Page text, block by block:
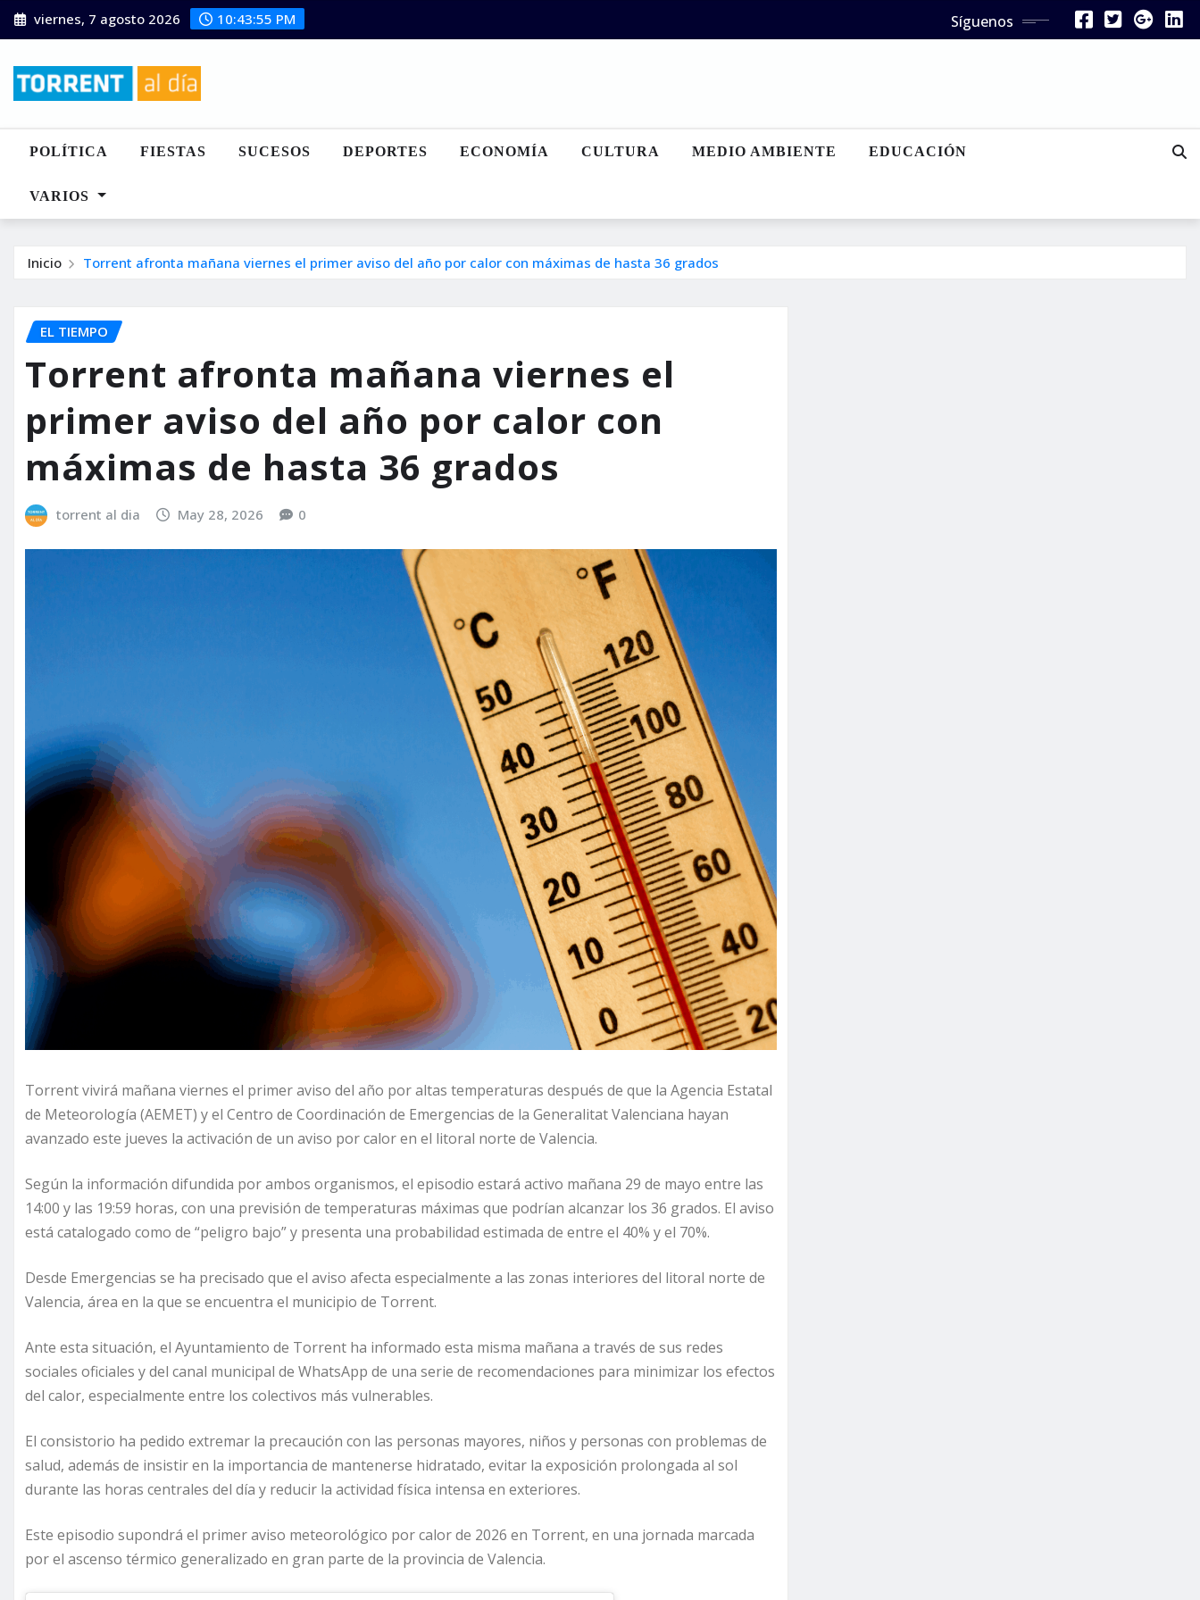
Saltar
al
viernes, 7 agosto 2026 10:43:56 PM Síguenos
POLÍTICA FIESTAS SUCESOS DEPORTES ECONOMÍA CULTURA MEDIO AMBIENTE EDUCACIÓN
VARIOS
Inicio Torrent afronta mañana viernes el primer aviso del año por calor con máximas de hasta 36 grados
EL TIEMPO
Torrent afronta mañana viernes el
primer aviso del año por calor con
máximas de hasta 36 grados
torrent al dia May 28, 2026 0
Torrent vivirá mañana viernes el primer aviso del año por altas temperaturas después de que la Agencia Estatal
de Meteorología (AEMET) y el Centro de Coordinación de Emergencias de la Generalitat Valenciana hayan
avanzado este jueves la activación de un aviso por calor en el litoral norte de Valencia.
Según la información difundida por ambos organismos, el episodio estará activo mañana 29 de mayo entre las
14:00 y las 19:59 horas, con una previsión de temperaturas máximas que podrían alcanzar los 36 grados. El aviso
está catalogado como de “peligro bajo” y presenta una probabilidad estimada de entre el 40% y el 70%.
Desde Emergencias se ha precisado que el aviso afecta especialmente a las zonas interiores del litoral norte de
Valencia, área en la que se encuentra el municipio de Torrent.
Ante esta situación, el Ayuntamiento de Torrent ha informado esta misma mañana a través de sus redes
sociales oficiales y del canal municipal de WhatsApp de una serie de recomendaciones para minimizar los efectos
del calor, especialmente entre los colectivos más vulnerables.
El consistorio ha pedido extremar la precaución con las personas mayores, niños y personas con problemas de
salud, además de insistir en la importancia de mantenerse hidratado, evitar la exposición prolongada al sol
durante las horas centrales del día y reducir la actividad física intensa en exteriores.
Este episodio supondrá el primer aviso meteorológico por calor de 2026 en Torrent, en una jornada marcada
por el ascenso térmico generalizado en gran parte de la provincia de Valencia.